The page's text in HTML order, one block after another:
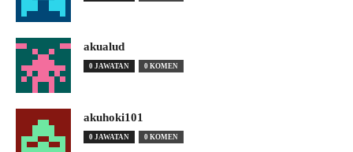
akualud
0 JAWATAN 0 KOMEN
akuhoki101
0 JAWATAN 0 KOMEN